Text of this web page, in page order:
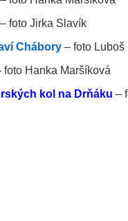
foto Jirka Slavík
Chábory– foto Luboš
foto Hanka Maršíková
kol na Drňáku –